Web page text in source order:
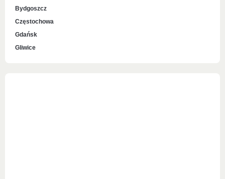
Bydgoszcz
Częstochowa
Gdańsk
Gliwice